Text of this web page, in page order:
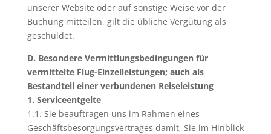
unserer Website oder auf sonstige Weise vor der
Buchung mitteilen, gilt die übliche Vergütung als
geschuldet.
D. Besondere Vermittlungsbedingungen für
vermittelte Flug-Einzelleistungen; auch als
Bestandteil einer verbundenen Reiseleistung
1. Serviceentgelte
1.1. Sie beauftragen uns im Rahmen eines
Geschäftsbesorgungsvertrages damit, Sie im Hinblick